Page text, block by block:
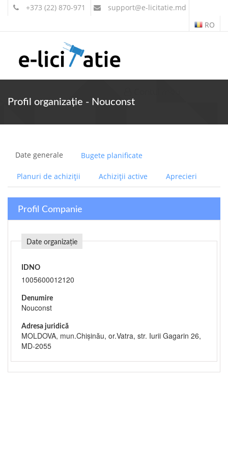
+373 (22) 870-971 support@e-licitatie.md
RO
Profil organizație - Nouconst
Date generale Bugete planificate
Planuri de achiziții Achiziții active Aprecieri
Profil Companie
Date organizație
IDNO
1005600012120
Denumire
Nouconst
Adresa juridică
MOLDOVA, mun.Chişinău, or.Vatra, str. Iurii Gagarin 26,
MD-2055